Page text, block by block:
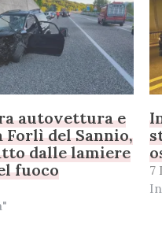
autovettura e
Forlì del Sannio,
dalle lamiere
fuoco
7